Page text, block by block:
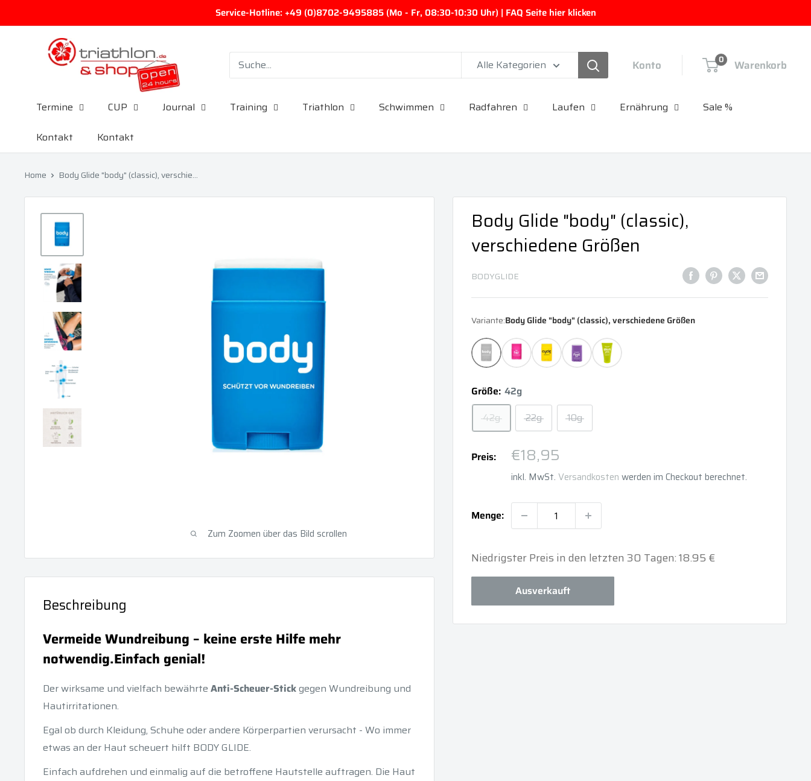
Service-Hotline: +49 (0)8702-9495885 (Mo - Fr, 08:30-10:30 Uhr) | FAQ Seite hier klicken
triathlon.de GmbH
Alle Kategorien
Konto 0 Warenkorb
Termine CUP Journal Training Triathlon Schwimmen Radfahren Laufen Ernährung
Sale %
Kontakt
Kontakt
Home Body Glide "body" (classic), verschie...
Zum Zoomen über das Bild scrollen
Body Glide "body" (classic),
verschiedene Größen
BODYGLIDE
Variante:Body Glide "body" (classic), verschiedene Größen
Größe: 42g
42g
22g 10g
Preis: Sonderpreis
€18,95
inkl. MwSt.Versandkosten werden im Checkout berechnet.
Menge:
Niedrigster Preis in den letzten 30 Tagen: 18.95 €
Ausverkauft
Beschreibung
Vermeide Wundreibung – keine erste Hilfe mehr
notwendig.Einfach genial!
Der wirksame und vielfach bewährte Anti-Scheuer-Stickgegen Wundreibung und
Hautirritationen.
Egal ob durch Kleidung, Schuhe oder andere Körperpartien verursacht - Wo immer
etwas an der Haut scheuert hilft BODY GLIDE.
Einfach aufdrehen und einmalig auf die betroffene Hautstelle auftragen. Die Haut